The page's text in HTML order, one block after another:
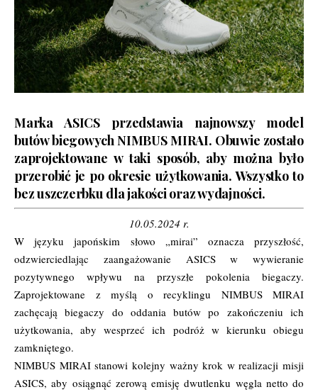
Marka ASICS przedstawia najnowszy model
butów biegowych NIMBUS MIRAI. Obuwie zostało
zaprojektowane w taki sposób, aby można było
przerobić je po okresie użytkowania. Wszystko to
bez uszczerbku dla jakości oraz wydajności.
10.05.2024 r.
W języku japońskim słowo „mirai” oznacza przyszłość,
odzwierciedlając zaangażowanie ASICS w wywieranie
pozytywnego wpływu na przyszłe pokolenia biegaczy.
Zaprojektowane z myślą o recyklingu NIMBUS MIRAI
zachęcają biegaczy do oddania butów po zakończeniu ich
użytkowania, aby wesprzeć ich podróż w kierunku obiegu
zamkniętego.
NIMBUS MIRAI stanowi kolejny ważny krok w realizacji misji
ASICS, aby osiągnąć zerową emisję dwutlenku węgla netto do